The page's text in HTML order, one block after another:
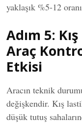
yaklaşık %5-12
Adım 5:
Araç
Etkisi
Aracın teknik
değişkendir. Kış
düşük tutuş